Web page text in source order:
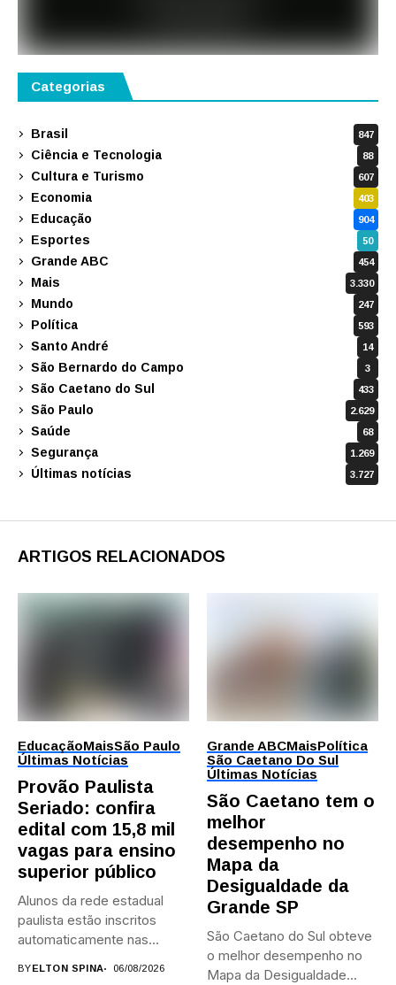
Categorias
Brasil 847
Ciência e Tecnologia 88
Cultura e Turismo 607
Economia 403
Educação 904
Esportes 50
Grande ABC 454
Mais 3.330
Mundo 247
Política 593
Santo André 14
São Bernardo do Campo 3
São Caetano do Sul 433
São Paulo 2.629
Saúde 68
Segurança 1.269
Últimas notícias 3.727
ARTIGOS RELACIONADOS
EducaçãoMaisSão Paulo
Últimas Notícias
Provão Paulista
Seriado: confira
edital com 15,8 mil
vagas para ensino
superior público
Alunos da rede estadual
paulista estão inscritos
automaticamente nas
BY ELTON SPINA 06/08/2026
Grande ABCMaisPolítica
São Caetano Do Sul
Últimas Notícias
São Caetano tem o
melhor
desempenho no
Mapa da
Desigualdade da
Grande SP
São Caetano do Sul obteve
o melhor desempenho no
Mapa da Desigualdade...